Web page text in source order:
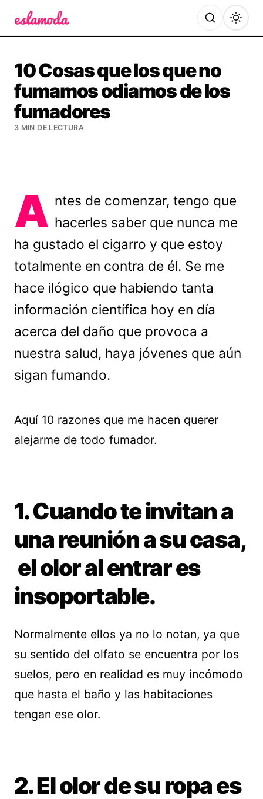
10 Cosas que los que no
fumamos odiamos de los
fumadores
3 MIN DE LECTURA
A ntes de comenzar, tengo que
hacerles saber que nunca me
ha gustado el cigarro y que estoy
totalmente en contra de él. Se me
hace ilógico que habiendo tanta
información científica hoy en día
acerca del daño que provoca a
nuestra salud, haya jóvenes que aún
sigan fumando.
Aquí 10 razones que me hacen querer
alejarme de todo fumador.
1. Cuando te invitan a
una reunión a su casa,
el olor al entrar es
insoportable.
Normalmente ellos ya no lo notan, ya que
su sentido del olfato se encuentra por los
suelos, pero en realidad es muy incómodo
que hasta el baño y las habitaciones
tengan ese olor.
2. El olor de su ropa es